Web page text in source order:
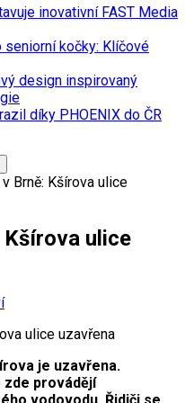
inovativní FAST Media
seniorní kočky: Klíčové
design inspirovaný
díky PHOENIX do ČR
Brně: Kšírova ulice
ulice
je uzavřena.
zde provádějí